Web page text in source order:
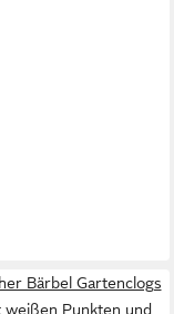
Bärbel Gartenclogs
weißen Punkten und